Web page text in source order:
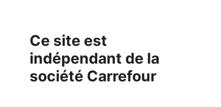
Ce site est
indépendant de la
société Carrefour